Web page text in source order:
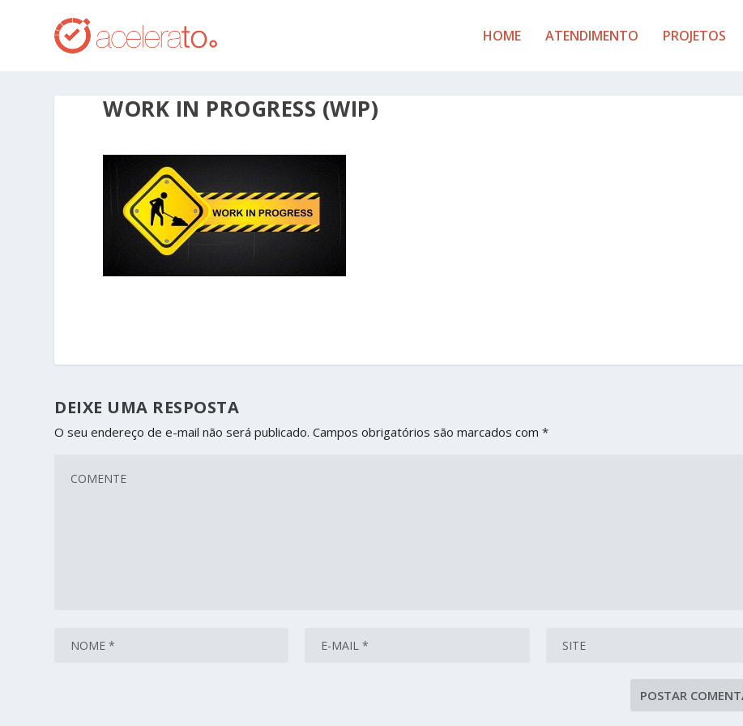
HOME ATENDIMENTO PROJETOS
WORK IN PROGRESS (WIP)
DEIXE UMA RESPOSTA
O seu endereço de e-mail não será publicado. Campos obrigatórios são marcados com*